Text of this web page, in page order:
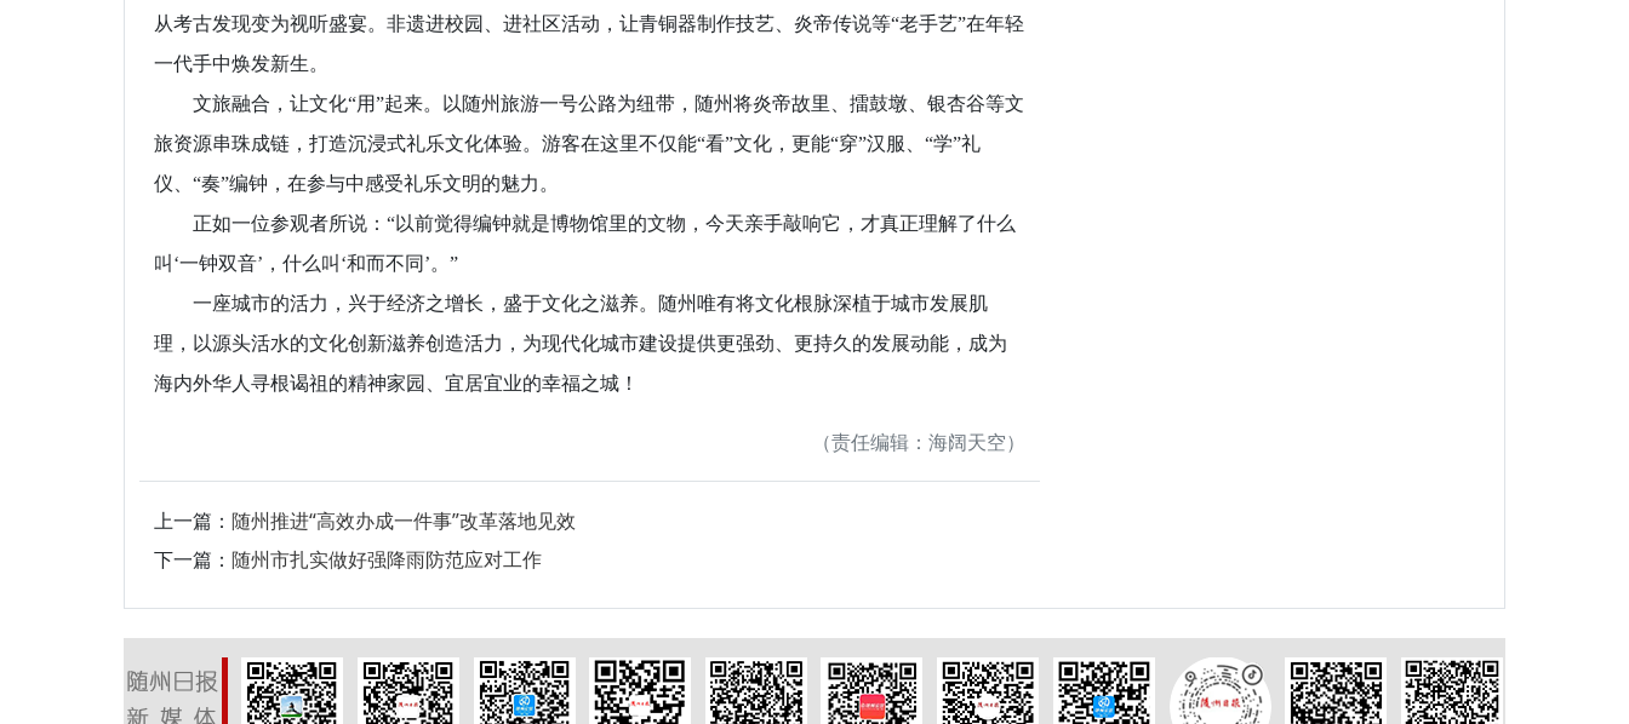
从考古发现变为视听盛宴。非遗进校园、进社区活动，让青铜器制作技艺、炎帝传说等“老手艺”在年轻
一代手中焕发新生。
文旅融合，让文化“用”起来。以随州旅游一号公路为纽带，随州将炎帝故里、擂鼓墩、银杏谷等文
旅资源串珠成链，打造沉浸式礼乐文化体验。游客在这里不仅能“看”文化，更能“穿”汉服、“学”礼
仪、“奏”编钟，在参与中感受礼乐文明的魅力。
正如一位参观者所说：“以前觉得编钟就是博物馆里的文物，今天亲手敲响它，才真正理解了什么
叫‘一钟双音’，什么叫‘和而不同’。”
一座城市的活力，兴于经济之增长，盛于文化之滋养。随州唯有将文化根脉深植于城市发展肌
理，以源头活水的文化创新滋养创造活力，为现代化城市建设提供更强劲、更持久的发展动能，成为
海内外华人寻根谒祖的精神家园、宜居宜业的幸福之城！
（责任编辑：海阔天空）
上一篇： 随州推进“高效办成一件事”改革落地见效
下一篇： 随州市扎实做好强降雨防范应对工作